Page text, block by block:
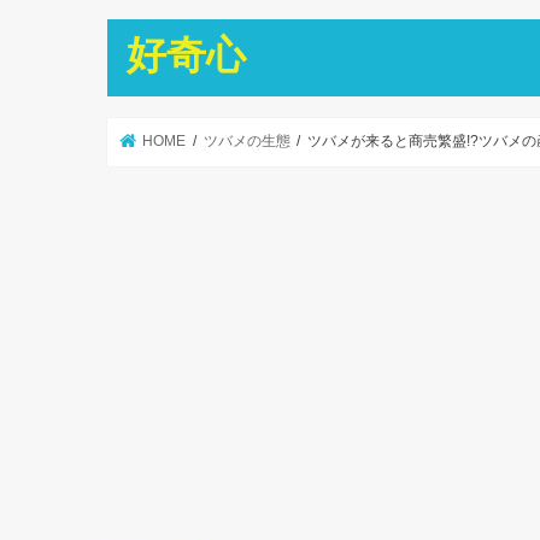
好奇心
HOME ツバメの生態 ツバメが来ると商売繁盛!?ツバメ